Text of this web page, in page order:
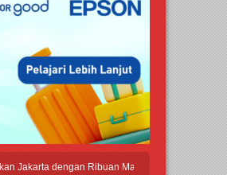
dengan Ribuan Mainan dan Produk Bayi dari